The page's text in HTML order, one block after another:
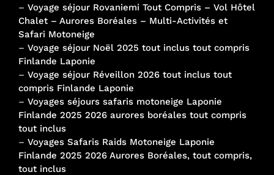
– Voyage séjour Rovaniemi Tout Compris – Vol Hôtel
Chalet – Aurores Boréales – Multi-Activités et
Safari Motoneige
– Voyage séjour Noël 2025 tout inclus tout compris
Finlande Laponie
– Voyage séjour Réveillon 2026 tout inclus tout
compris Finlande Laponie
– Voyages séjours safaris motoneige Laponie
Finlande 2025 2026 aurores boréales tout compris
tout inclus
– Voyages Safaris Raids Motoneige Laponie
Finlande 2025 2026 Aurores Boréales, tout compris,
tout inclus